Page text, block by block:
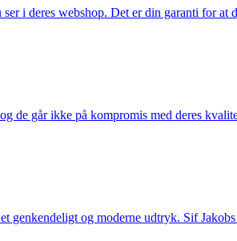
i deres webshop. Det er din garanti for
de går ikke på kompromis med deres
genkendeligt og moderne udtryk. Sif